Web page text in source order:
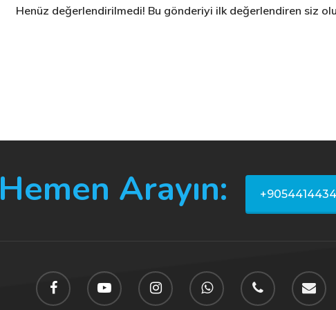
Henüz değerlendirilmedi! Bu gönderiyi ilk değerlendiren siz
Hemen Arayın: